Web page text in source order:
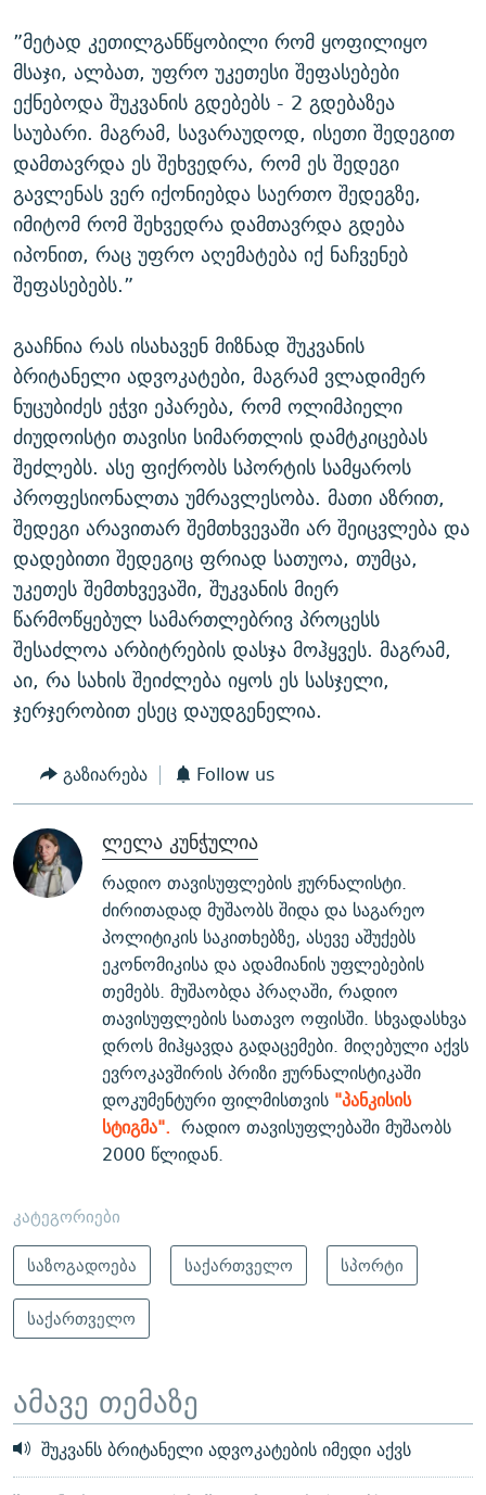
”მეტად კეთილგანწყობილი რომ ყოფილიყო
მსაჯი, ალბათ, უფრო უკეთესი შეფასებები
ექნებოდა შუკვანის გდებებს - 2 გდებაზეა
საუბარი. მაგრამ, სავარაუდოდ, ისეთი შედეგით
დამთავრდა ეს შეხვედრა, რომ ეს შედეგი
გავლენას ვერ იქონიებდა საერთო შედეგზე,
იმიტომ რომ შეხვედრა დამთავრდა გდება
იპონით, რაც უფრო აღემატება იქ ნაჩვენებ
შეფასებებს.”
გააჩნია რას ისახავენ მიზნად შუკვანის
ბრიტანელი ადვოკატები, მაგრამ ვლადიმერ
ნუცუბიძეს ეჭვი ეპარება, რომ ოლიმპიელი
ძიუდოისტი თავისი სიმართლის დამტკიცებას
შეძლებს. ასე ფიქრობს სპორტის სამყაროს
პროფესიონალთა უმრავლესობა. მათი აზრით,
შედეგი არავითარ შემთხვევაში არ შეიცვლება და
დადებითი შედეგიც ფრიად სათუოა, თუმცა,
უკეთეს შემთხვევაში, შუკვანის მიერ
წარმოწყებულ სამართლებრივ პროცესს
შესაძლოა არბიტრების დასჯა მოჰყვეს. მაგრამ,
აი, რა სახის შეიძლება იყოს ეს სასჯელი,
ჯერჯერობით ესეც დაუდგენელია.
გაზიარება Follow us
ლელა კუნჭულია
რადიო თავისუფლების ჟურნალისტი.
ძირითადად მუშაობს შიდა და საგარეო
პოლიტიკის საკითხებზე, ასევე აშუქებს
ეკონომიკისა და ადამიანის უფლებების
თემებს. მუშაობდა პრაღაში, რადიო
თავისუფლების სათავო ოფისში. სხვადასხვა
დროს მიჰყავდა გადაცემები. მიღებული აქვს
ევროკავშირის პრიზი ჟურნალისტიკაში
დოკუმენტური ფილმისთვის "პანკისის
სტიგმა". რადიო თავისუფლებაში მუშაობს
2000 წლიდან.
კატეგორიები
საზოგადოება
საქართველო
სპორტი
საქართველო
ამავე თემაზე
შუკვანს ბრიტანელი ადვოკატების იმედი აქვს